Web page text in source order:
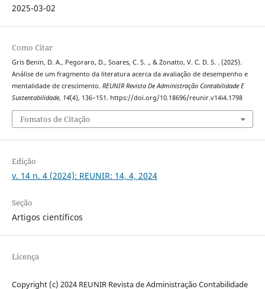
2025-03-02
Como Citar
Gris Benin, D. A., Pegoraro, D., Soares, C. S. ., & Zonatto, V. C. D. S. . (2025).
Análise de um fragmento da literatura acerca da avaliação de desempenho e
mentalidade de crescimento. REUNIR Revista De Administração Contabilidade E
Sustentabilidade, 14(4), 136–151. https://doi.org/10.18696/reunir.v14i4.1798
Fomatos de Citação
Edição
v. 14 n. 4 (2024): REUNIR: 14, 4, 2024
Seção
Artigos científicos
Licença
Copyright (c) 2024 REUNIR Revista de Administração Contabilidade